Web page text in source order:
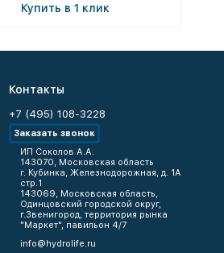
Купить в 1 клик
Контакты
+7 (495) 108-3228
Заказать звонок
ИП Соколов А.А.
143070, Московская область
г. Кубинка, Железнодорожная, д. 1А
стр.1
143069, Московская область,
Одинцовский городской округ,
г.Звенигород, территория рынка
"Маркет", павильон 4/7
info@hydrolife.ru